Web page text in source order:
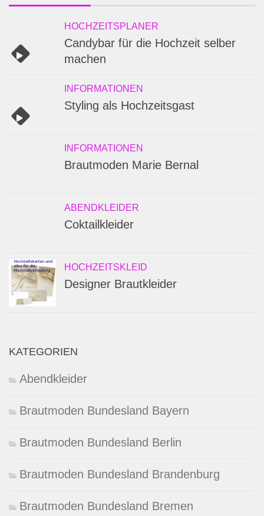
HOCHZEITSPLANER
Candybar für die Hochzeit selber
machen
INFORMATIONEN
Styling als Hochzeitsgast
INFORMATIONEN
Brautmoden Marie Bernal
ABENDKLEIDER
Coktailkleider
HOCHZEITSKLEID
Designer Brautkleider
KATEGORIEN
Abendkleider
Brautmoden Bundesland Bayern
Brautmoden Bundesland Berlin
Brautmoden Bundesland Brandenburg
Brautmoden Bundesland Bremen